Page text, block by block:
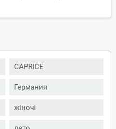
CAPRICE
Германия
жіночі